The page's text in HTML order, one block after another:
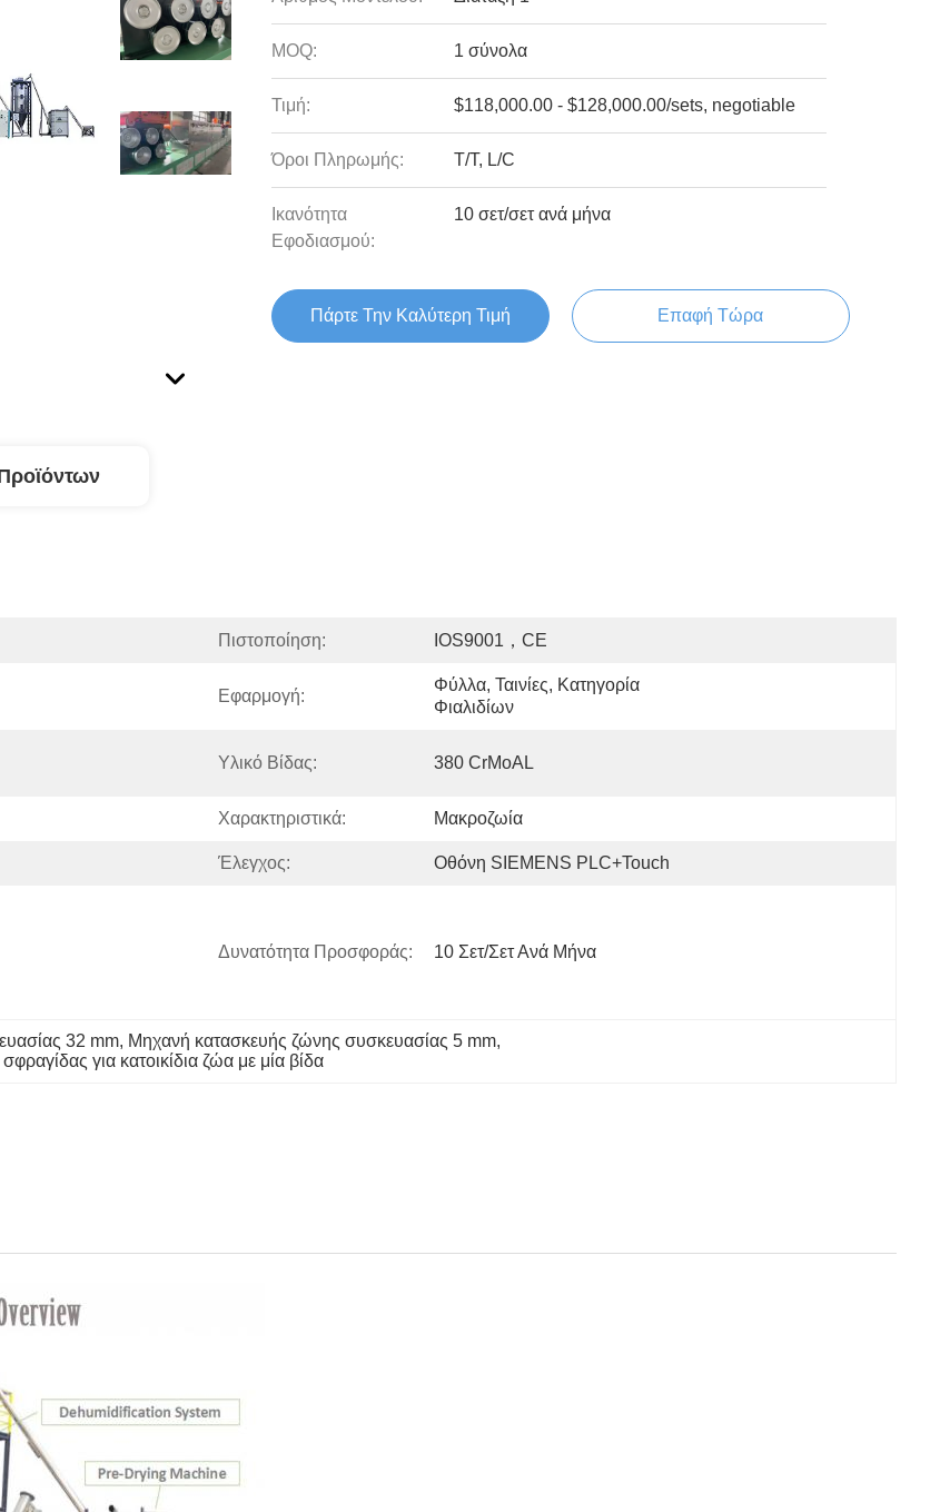
MOQ: 1 σύνολα
Τιμή: $118,000.00 - $128,000.00/sets, negotiable
Όροι Πληρωμής: T/T, L/C
Ικανότητα
Εφοδιασμού:
10 σετ/σετ ανά μήνα
Πάρτε Την Καλύτερη Τιμή Επαφή Τώρα
Πιστοποίηση: IOS9001，CE
Εφαρμογή:
Φύλλα, Ταινίες, Κατηγορία
Φιαλιδίων
Υλικό Βίδας: 380 CrMoAL
Χαρακτηριστικά: Μακροζωία
Έλεγχος: Οθόνη SIEMENS PLC+Touch
Δυνατότητα Προσφοράς: 10 Σετ/σετ Ανά Μήνα
32 mm, Μηχανή κατασκευής ζώνης συσκευασίας 5 mm,
για κατοικίδια ζώα με μία βίδα